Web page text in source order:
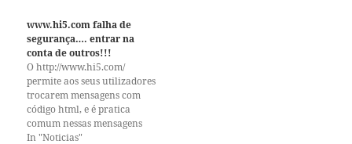
qualquer tipo de triagem
como é descrito neste post,
pois é mas fui hoje
informado…
www.hi5.com falha de
segurança…. entrar na
conta de outros!!!
O http://www.hi5.com/
permite aos seus utilizadores
trocarem mensagens com
código html, e é pratica
comum nessas mensagens
incluírem imagens ("img
In "Noticias"